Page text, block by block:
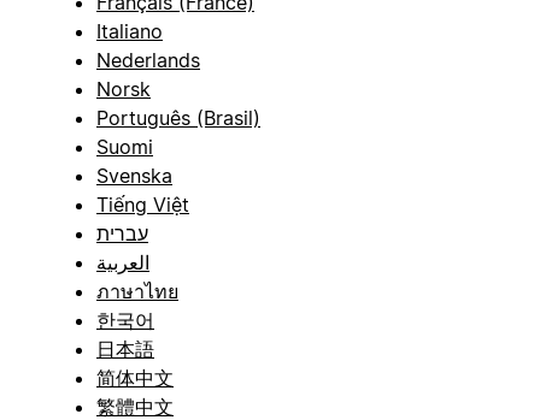
Italiano
Nederlands
Norsk
Português (Brasil)
Suomi
Svenska
Tiếng Việt
עברית
العربية
ภาษาไทย
한국어
日本語
简体中文
繁體中文